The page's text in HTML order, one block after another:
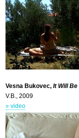
Vesna Bukovec,It Will Be
V.B., 2009
» video